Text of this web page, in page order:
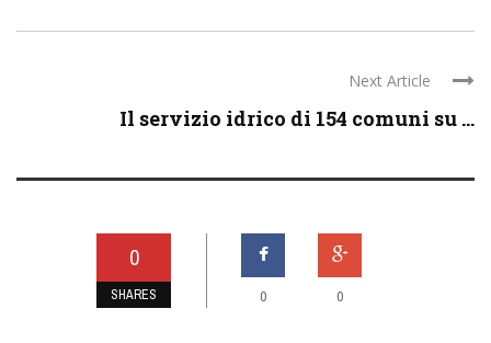
Next Article
Il servizio idrico di 154 comuni su ...
0
SHARES 0 0